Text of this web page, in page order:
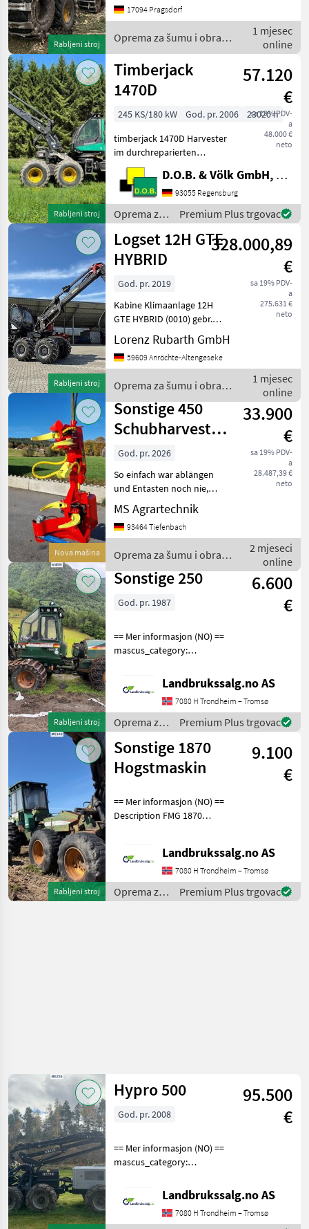
Rabljeni stroj
Erweiterbarer Laderaum o
Verlängerungsausleger o
Webasto
17094 Pragsdorf
Oprema za šumu i obradu
drveta / Ponsse
1 mjesec
online
Rabljeni stroj
Timberjack
1470D
57.120
€
sa 19% PDV-
a
48.000 €
neto
245 KS/180 kW God. pr. 2006
23020 h
timberjack 1470D Harvester
im durchreparierten
Zustand , sofort Einsetzbar
Besichtigung und
Probefahrt jederzeit
möglich 23020 Bh Bereifung
vorne 750-55 26.5 ca. 40
D.O.B. & Völk GmbH, Filiale Regensburg
93055 Regensburg
Oprema za
šumu i
obradu
drveta /
Timberjack
Premium Plus trgovac
Rabljeni stroj
Logset 12H GTE
HYBRID
328.000,89
€
sa 19% PDV-
a
275.631 €
neto
God. pr. 2019
Kabine Klimaanlage 12H
GTE HYBRID (0010) gebr.
Harvester Logset 12 HGTE
Hybrid (0020) in
serienmäßiger Ausstattung
08.2025 (0040) Neue Messer
u
Lorenz Rubarth GmbH
59609 Anröchte-Altengeseke
Oprema za šumu i obradu
drveta / Logset
1 mjesec
online
Nova mašina
Sonstige 450
Schubharvester
Schubaggregat
Harvesteraggreg
33.900
€
sa 19% PDV-
a
28.487,39 €
neto
God. pr. 2026
So einfach war ablängen
und Entasten noch nie,
Automatikbetrieb entastet
die Bäume bis zur
eingestellten länge nur
Bagger, Fostkran und Rü
MS Agrartechnik
93464 Tiefenbach
Oprema za šumu i obradu
drveta / Sonstige
2 mjeseci
online
Rabljeni stroj
Sonstige 250
6.600
€
God. pr. 1987
== Mer informasjon (NO) ==
mascus_category:
Please provide reference
number upon request: 4919
en.landbrukssalg.no/4919
for more images
Landbrukssalg.no AS
7080 H Trondheim – Tromsø
Oprema za
šumu i
obradu
drveta /
Sonstige
Premium Plus trgovac
Rabljeni stroj
Sonstige 1870
Hogstmaskin
9.100
€
== Mer informasjon (NO) ==
Description FMG 1870
condition Brakes work
poorly Support stored Sold
as a repair item o
Landbrukssalg.no AS
7080 H Trondheim – Tromsø
Oprema za
šumu i
Premium Plus trgovac
Hypro 500
95.500
€
God. pr. 2008
== Mer informasjon (NO) ==
mascus_category:
reference number upon
request: 6236 See
en.landbrukssalg.no/6236
Landbrukssalg.no AS
7080 H Trondheim – Tromsø